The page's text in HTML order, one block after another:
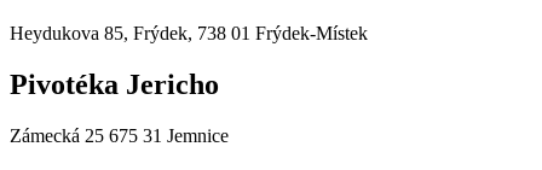
Heydukova 85, Frýdek, 738 01 Frýdek-Místek
Pivotéka Jericho
Zámecká 25 675 31 Jemnice